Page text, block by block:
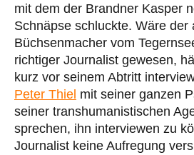
mit dem der Brandner Kasper
Schnäpse schluckte. Wäre der
Büchsenmacher vom
richtiger Journalist gewesen,
kurz vor seinem Abtritt
Peter Thiel mit seiner ganzen
seiner transhumanistischen
sprechen, ihn interviewen zu
Journalist keine Aufregung